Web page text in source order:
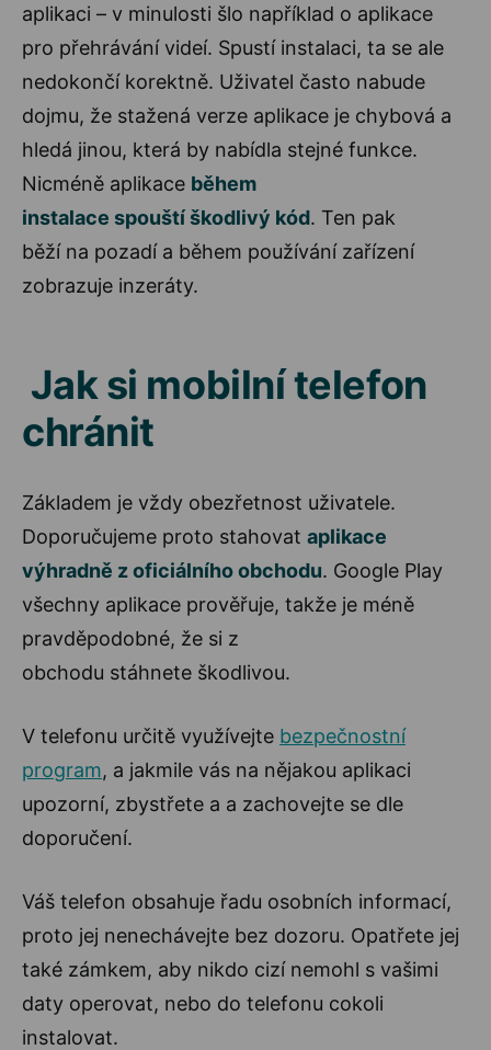
aplikaci – v minulosti šlo například o aplikace
pro přehrávání videí. Spustí instalaci, ta se ale
nedokončí korektně. Uživatel často nabude
dojmu, že stažená verze aplikace je chybová a
hledá jinou, která by nabídla stejné funkce.
Nicméně aplikace během
instalace spouští škodlivý kód. Ten pak
běží na pozadí a během používání zařízení
zobrazuje inzeráty.
Jak si mobilní telefon
chránit
Základem je vždy obezřetnost uživatele.
Doporučujeme proto stahovat aplikace
výhradně z oficiálního obchodu. Google Play
všechny aplikace prověřuje, takže je méně
pravděpodobné, že si z
obchodu stáhnete škodlivou.
V telefonu určitě využívejte bezpečnostní
program, a jakmile vás na nějakou aplikaci
upozorní, zbystřete a a zachovejte se dle
doporučení.
Váš telefon obsahuje řadu osobních informací,
proto jej nenechávejte bez dozoru. Opatřete jej
také zámkem, aby nikdo cizí nemohl s vašimi
daty operovat, nebo do telefonu cokoli
instalovat.